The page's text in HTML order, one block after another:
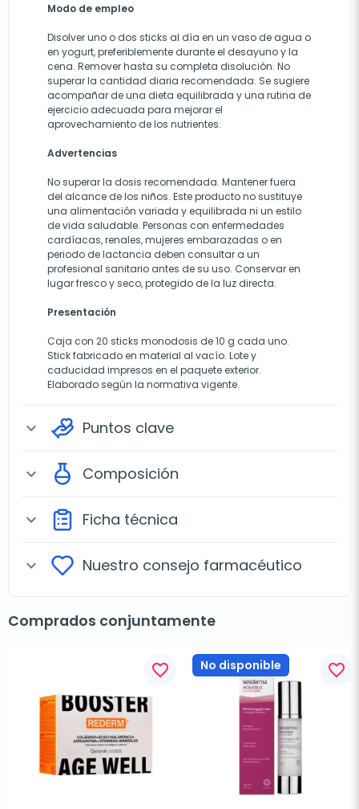
Modo de empleo
Disolver uno o dos sticks al día en un vaso de agua o
en yogurt, preferiblemente durante el desayuno y la
cena. Remover hasta su completa disolución. No
superar la cantidad diaria recomendada. Se sugiere
acompañar de una dieta equilibrada y una rutina de
ejercicio adecuada para mejorar el
aprovechamiento de los nutrientes.
Advertencias
No superar la dosis recomendada. Mantener fuera
del alcance de los niños. Este producto no sustituye
una alimentación variada y equilibrada ni un estilo
de vida saludable. Personas con enfermedades
cardíacas, renales, mujeres embarazadas o en
periodo de lactancia deben consultar a un
profesional sanitario antes de su uso. Conservar en
lugar fresco y seco, protegido de la luz directa.
Presentación
Caja con 20 sticks monodosis de 10 g cada uno.
Stick fabricado en material al vacío. Lote y
caducidad impresos en el paquete exterior.
Elaborado según la normativa vigente.
expand_more Puntos clave
expand_more Composición
expand_more Ficha técnica
expand_more Nuestro consejo farmacéutico
Comprados conjuntamente
favorite_border No disponible favorite_border